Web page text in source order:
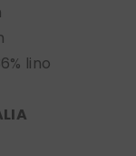
lino